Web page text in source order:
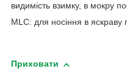
видимість взимку, в мокру
MLC: для носіння в яскраву
Приховати